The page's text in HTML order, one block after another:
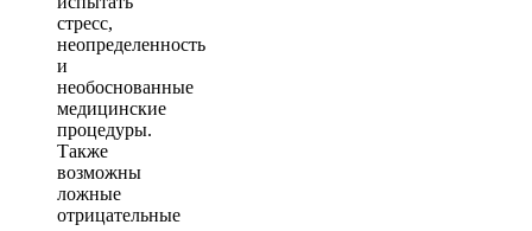
стресс,
неопределенность
и
необоснованные
медицинские
процедуры.
Также
возможны
ложные
отрицательные